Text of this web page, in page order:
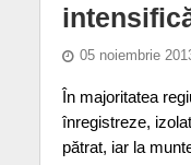
05 noiembrie
În majoritatea
înregistreze,
pătrat, iar la